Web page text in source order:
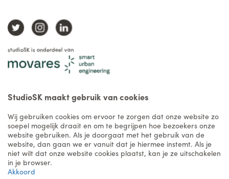
studioSK is onderdeel van
StudioSK maakt gebruik van cookies
Wij gebruiken cookies om ervoor te zorgen dat onze website zo
soepel mogelijk draait en om te begrijpen hoe bezoekers onze
website gebruiken. Als je doorgaat met het gebruik van de
website, dan gaan we er vanuit dat je hiermee instemt. Als je
niet wilt dat onze website cookies plaatst, kan je ze uitschakelen
in je browser.
Akkoord